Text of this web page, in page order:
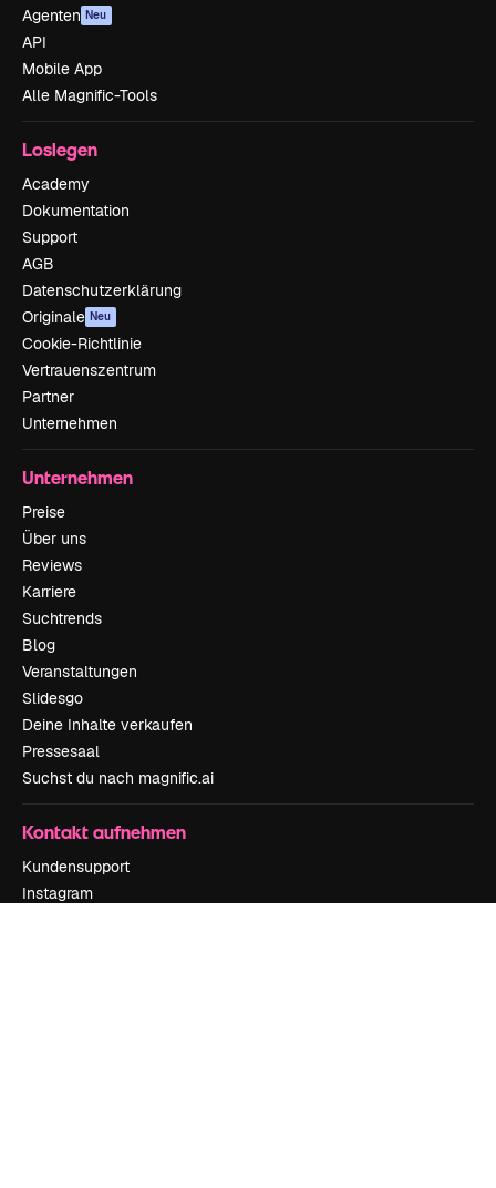
Agenten Neu
API
Mobile App
Alle Magnific-Tools
Loslegen
Academy
Dokumentation
Support
AGB
Datenschutzerklärung
Originale Neu
Cookie-Richtlinie
Vertrauenszentrum
Partner
Unternehmen
Unternehmen
Preise
Über uns
Reviews
Karriere
Suchtrends
Blog
Veranstaltungen
Slidesgo
Deine Inhalte verkaufen
Pressesaal
Suchst du nach magnific.ai
Kontakt aufnehmen
Kundensupport
Instagram